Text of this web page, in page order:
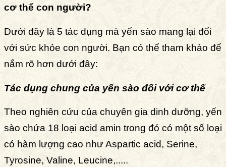
cơ thể con người?
Dưới đây là 5 tác dụng mà yến sào mang lại đối
với sức khỏe con người. Bạn có thể tham khảo để
nắm rõ hơn dưới đây:
Tác dụng chung của yến sào đối với cơ thể
Theo nghiên cứu của chuyên gia dinh dưỡng, yến
sào chứa 18 loại acid amin trong đó có một số loại
có hàm lượng cao như Aspartic acid, Serine,
Tyrosine, Valine, Leucine,.....